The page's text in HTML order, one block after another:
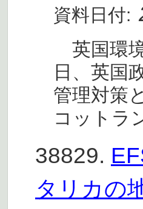
資料日付:
英国環
日、英国
管理対策
コットラ
38829.
タリカの